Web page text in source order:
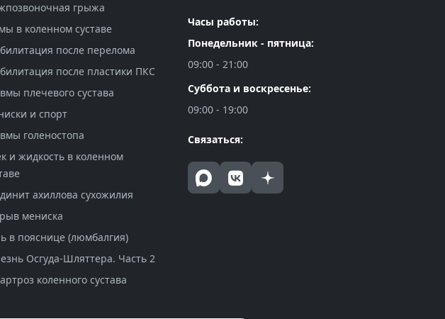
грыжа
в коленном суставе
после перелома
после пластики ПКС
плечевого сустава
и спорт
голеностопа
и жидкость в коленном
ахиллова сухожилия
мениска
в пояснице (люмбалгия)
Осгуда-Шляттера. Часть 2
коленного сустава
Часы работы:
Понедельник - пятница:
09:00 - 21:00
Суббота и воскресенье:
09:00 - 19:00
Связаться: